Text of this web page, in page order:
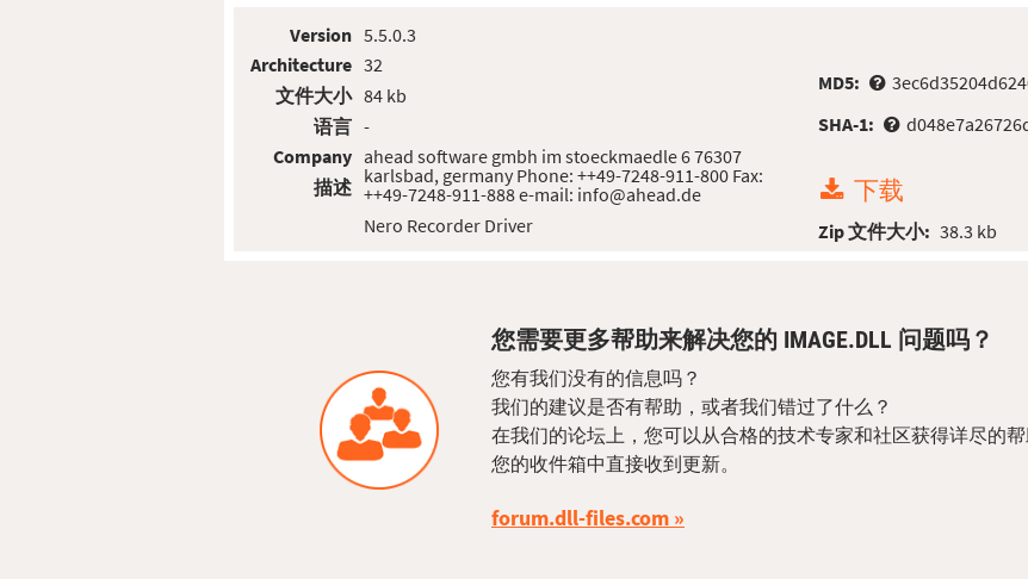
Version
Architecture
文件大小
语言
Company
描述
5.5.0.3
32
84 kb
-
ahead software gmbh im stoeckmaedle 6 76307
karlsbad, germany Phone: ++49-7248-911-800 Fax:
++49-7248-911-888 e-mail: info@ahead.de
Nero Recorder Driver
MD5:
SHA-1:
下载
Zip 文件大小: 38.3 kb
您需要更多帮助来解决您的 IMAGE.DLL 问题吗？
您有我们没有的信息吗？
我们的建议是否有帮助，或者我们错过了什么？
在我们的论坛上，您可以从合格的技术专家和社区获得详尽的
您的收件箱中直接收到更新。
forum.dll-files.com